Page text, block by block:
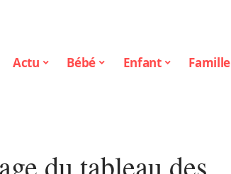
Actu Bébé Enfant Famille
du tableau des